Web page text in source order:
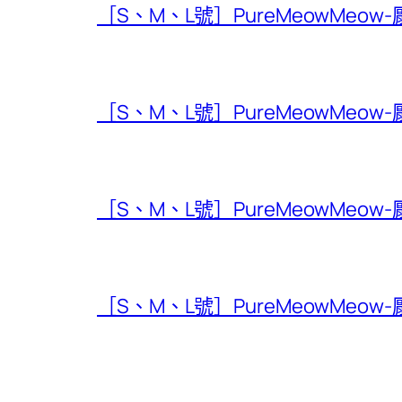
［S、M、L號］
［S、M、L號］
［S、M、L號］
［S、M、L號］